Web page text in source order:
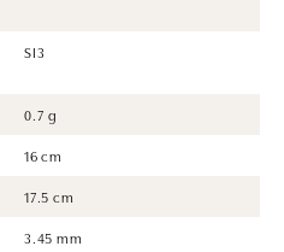
SI3
0.7 g
16 cm
17.5 cm
3.45 mm